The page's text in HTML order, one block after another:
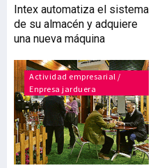
Intex automatiza el sistema
de su almacén y adquiere
una nueva máquina
Actividad empresarial /
Enpresa jarduera